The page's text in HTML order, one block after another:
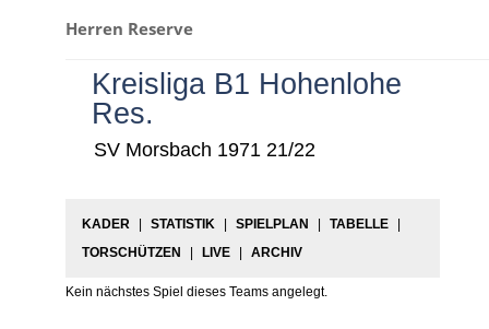
Herren Reserve
Kreisliga B1 Hohenlohe
Res.
SV Morsbach 1971 21/22
KADER STATISTIK SPIELPLAN TABELLE
TORSCHÜTZEN
LIVE ARCHIV
Kein nächstes Spiel dieses Teams angelegt.